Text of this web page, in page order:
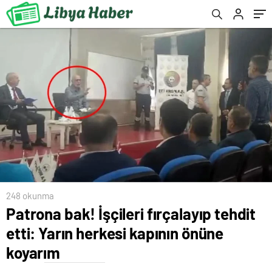
248 okunma
Patrona bak! İşçileri fırçalayıp tehdit
etti: Yarın herkesi kapının önüne
koyarım